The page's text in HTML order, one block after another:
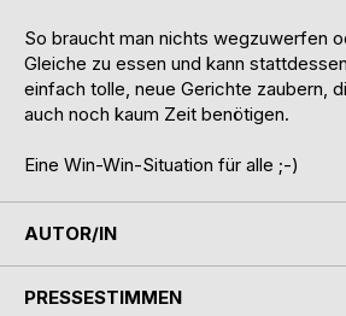
So braucht man nichts wegzuwerfen
Gleiche zu essen und kann
einfach tolle, neue Gerichte zaubern,
auch noch kaum Zeit benötigen.
Eine Win-Win-Situation für alle ;-)
AUTOR/IN
PRESSESTIMMEN